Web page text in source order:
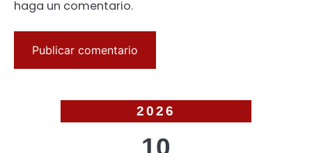
haga un comentario.
2026
10